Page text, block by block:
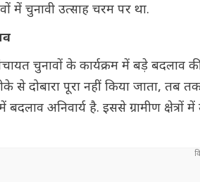
में चुनावी उत्साह चरम पर था.
चुनावों के कार्यक्रम में बड़े बदलाव
से दोबारा पूरा नहीं किया जाता,
बदलाव अनिवार्य है. इससे ग्रामीण